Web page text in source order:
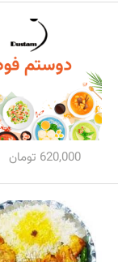
620,000 تومان